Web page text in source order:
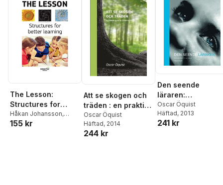
The Lesson:
Structures for
better learning
Håkan Johansson,
Bengt Johanson
155 kr
Att se skogen och
träden : en praktisk
guide till
systemteorin
Oscar Öquist
Häftad, 2014
244 kr
Den seende
läraren:
Systemteori för
skolbruk
Oscar Öquist
Häftad, 2013
241 kr